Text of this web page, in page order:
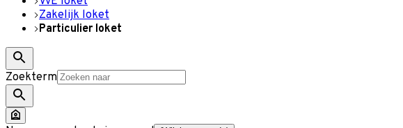
Zakelijk loket
Particulier loket
Zoekterm